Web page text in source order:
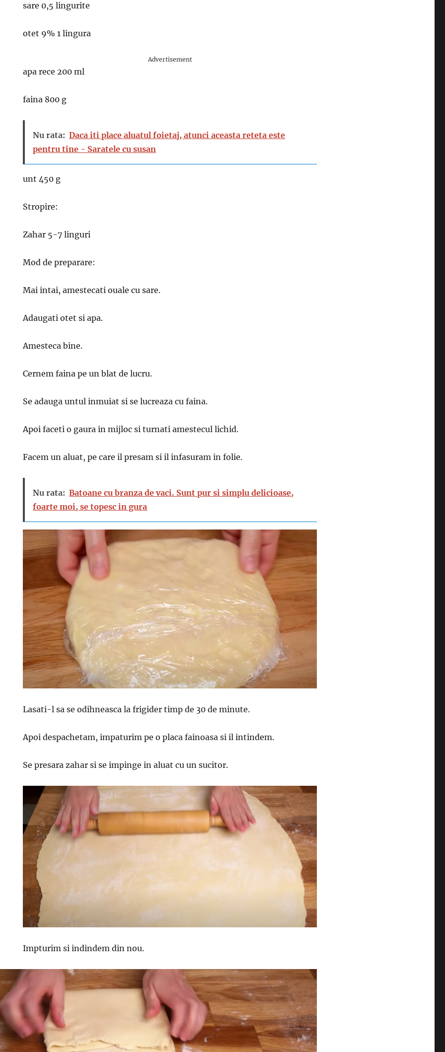
sare 0,5 lingurite
otet 9% 1 lingura
Advertisement
apa rece 200 ml
faina 800 g
Nu rata: Daca iti place aluatul foietaj, atunci aceasta reteta este
pentru tine - Saratele cu susan
unt 450 g
Stropire:
Zahar 5-7 linguri
Mod de preparare:
Mai intai, amestecati ouale cu sare.
Adaugati otet si apa.
Amesteca bine.
Cernem faina pe un blat de lucru.
Se adauga untul inmuiat si se lucreaza cu faina.
Apoi faceti o gaura in mijloc si turnati amestecul lichid.
Facem un aluat, pe care il presam si il infasuram in folie.
Nu rata: Batoane cu branza de vaci. Sunt pur si simplu delicioase,
foarte moi, se topesc in gura
Lasati-l sa se odihneasca la frigider timp de 30 de minute.
Apoi despachetam, impaturim pe o placa fainoasa si il intindem.
Se presara zahar si se impinge in aluat cu un sucitor.
Impturim si indindem din nou.